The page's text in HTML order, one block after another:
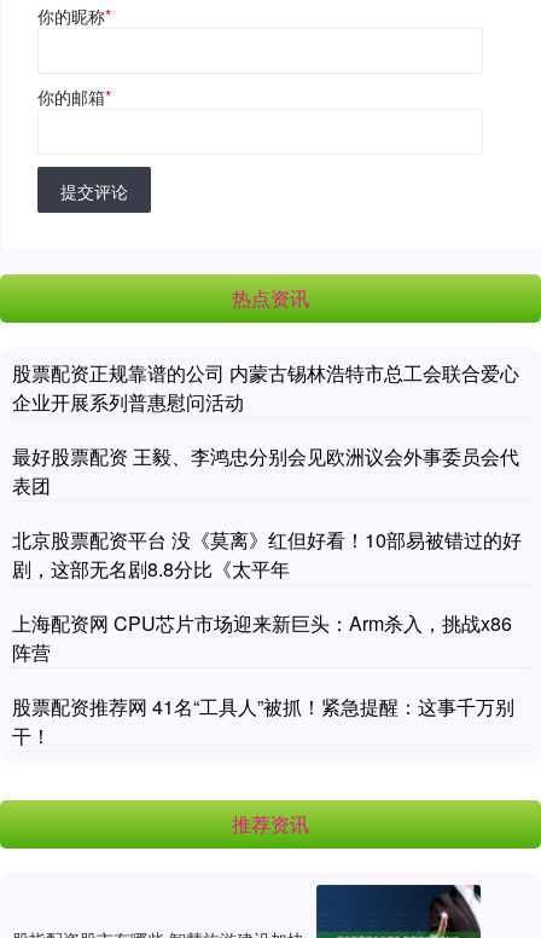
你的昵称*
你的邮箱*
提交评论
热点资讯
股票配资正规靠谱的公司 内蒙古锡林浩特市总工会联合爱心
企业开展系列普惠慰问活动
最好股票配资 王毅、李鸿忠分别会见欧洲议会外事委员会代
表团
北京股票配资平台 没《莫离》红但好看！10部易被错过的好
剧，这部无名剧8.8分比《太平年
上海配资网 CPU芯片市场迎来新巨头：Arm杀入，挑战x86
阵营
股票配资推荐网 41名“工具人”被抓！紧急提醒：这事千万别
干！
推荐资讯